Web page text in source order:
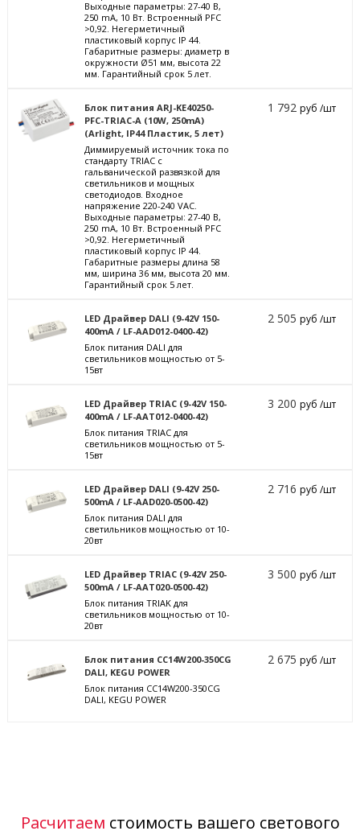
Выходные параметры: 27-40 В,
250 mА, 10 Вт. Встроенный PFC
>0,92. Негерметичный
пластиковый корпус IP 44.
Габаритные размеры: диаметр в
окружности Ø51 мм, высота 22
мм. Гарантийный срок 5 лет.
Блок питания ARJ-KE40250-
PFC-TRIAC-A (10W, 250mA)
(Arlight, IP44 Пластик, 5 лет)
Диммируемый источник тока по
стандарту TRIAC с
гальванической развязкой для
светильников и мощных
светодиодов. Входное
напряжение 220-240 VAC.
Выходные параметры: 27-40 В,
250 mА, 10 Вт. Встроенный PFC
>0,92. Негерметичный
пластиковый корпус IP 44.
Габаритные размеры длина 58
мм, ширина 36 мм, высота 20 мм.
Гарантийный срок 5 лет.
1 792руб /шт
LED Драйвер DALI (9-42V 150-
400mA / LF-AAD012-0400-42)
Блок питания DALI для
светильников мощностью от 5-
15вт
2 505руб /шт
LED Драйвер TRIAC (9-42V 150-
400mA / LF-AAT012-0400-42)
Блок питания TRIAC для
светильников мощностью от 5-
15вт
3 200руб /шт
LED Драйвер DALI (9-42V 250-
500mA / LF-AAD020-0500-42)
Блок питания DALI для
светильников мощностью от 10-
20вт
2 716руб /шт
LED Драйвер TRIAC (9-42V 250-
500mA / LF-AAT020-0500-42)
Блок питания TRIAK для
светильников мощностью от 10-
20вт
3 500руб /шт
Блок питания CC14W200-350CG
DALI, KEGU POWER
Блок питания CC14W200-350CG
DALI, KEGU POWER
2 675руб /шт
Расчитаем стоимость вашего светового